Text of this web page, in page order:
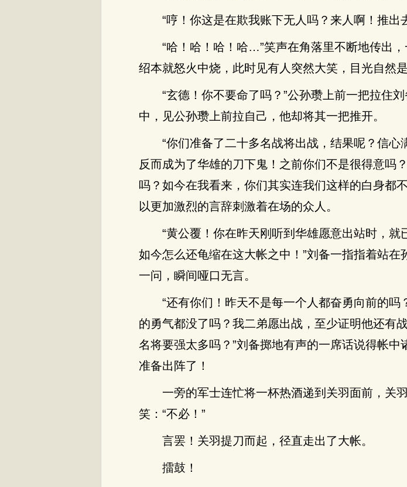
“哼！你这是在欺我账下无人吗？来人啊！推出
“哈！哈！哈！哈…”笑声在角落里不断地传出
绍本就怒火中烧，此时见有人突然大笑，目光自然
“玄德！你不要命了吗？”公孙瓒上前一把拉住
中，见公孙瓒上前拉自己，他却将其一把推开。
“你们准备了二十多名战将出战，结果呢？信
反而成为了华雄的刀下鬼！之前你们不是很得意吗
吗？如今在我看来，你们其实连我们这样的白身都
以更加激烈的言辞刺激着在场的众人。
“黄公覆！你在昨天刚听到华雄愿意出站时，就
如今怎么还龟缩在这大帐之中！”刘备一指指着站
一问，瞬间哑口无言。
“还有你们！昨天不是每一个人都奋勇向前的
的勇气都没了吗？我二弟愿出战，至少证明他还有
名将要强太多吗？”刘备掷地有声的一席话说得帐
准备出阵了！
一旁的军士连忙将一杯热酒递到关羽面前，关
笑：“不必！”
言罢！关羽提刀而起，径直走出了大帐。
擂鼓！